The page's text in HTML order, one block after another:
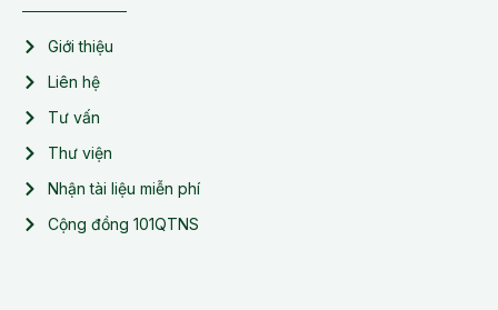
Giới thiệu
Liên hệ
Tư vấn
Thư viện
Nhận tài liệu miễn phí
Cộng đồng 101QTNS